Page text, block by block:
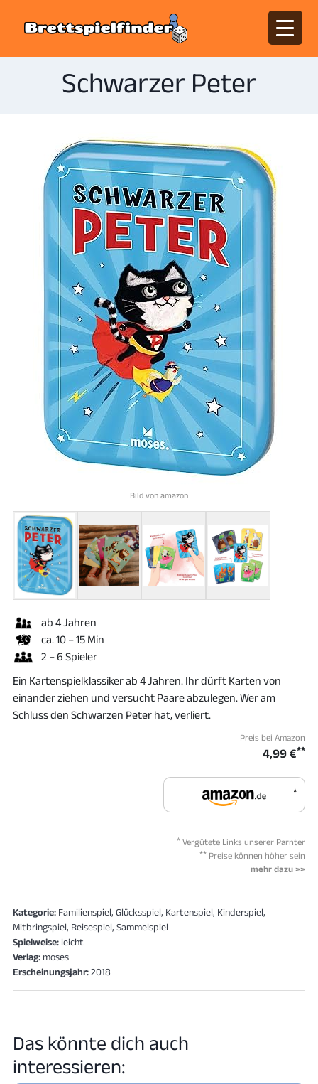
Schwarzer Peter
Bild von amazon
ab 4 Jahren
ca. 10 – 15 Min
2 – 6 Spieler
Ein Kartenspielklassiker ab 4 Jahren. Ihr dürft Karten von
einander ziehen und versucht Paare abzulegen. Wer am
Schluss den Schwarzen Peter hat, verliert.
Preis bei Amazon
4,99 €**
*
* Vergütete Links unserer Parnter
** Preise können höher sein
mehr dazu >>
Kategorie: Familienspiel, Glücksspiel, Kartenspiel, Kinderspiel,
Mitbringspiel, Reisespiel, Sammelspiel
Spielweise: leicht
Verlag: moses
Erscheinungsjahr:2018
Das könnte dich auch
interessieren: